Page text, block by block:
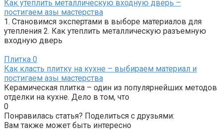
Как утеплить металлическую входную дверь –
постигаем азы мастерства
1. Становимся экспертами в выборе материалов для
утепления 2. Как утеплить металлическую разъемную
входную дверь
Плитка 0
Как класть плитку на кухне – выбираем материал и
постигаем азы мастерства
Керамическая плитка – один из популярнейших методов
отделки на кухне. Дело в том, что
0
Понравилась статья? Поделиться с друзьями:
Вам также может быть интересно